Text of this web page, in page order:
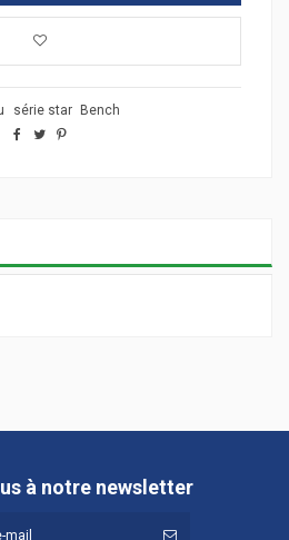
série star Bench
à notre newsletter